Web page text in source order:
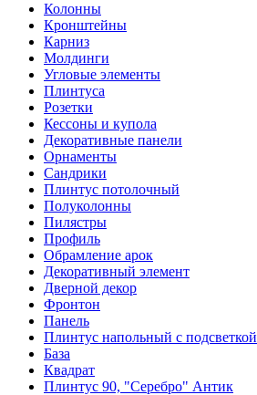
Колонны
Кронштейны
Карниз
Молдинги
Угловые элементы
Плинтуса
Розетки
Кессоны и купола
Декоративные панели
Орнаменты
Сандрики
Плинтус потолочный
Полуколонны
Пилястры
Профиль
Обрамление арок
Декоративный элемент
Дверной декор
Фронтон
Панель
Плинтус напольный с подсветкой
База
Квадрат
Плинтус 90, "Серебро" Антик